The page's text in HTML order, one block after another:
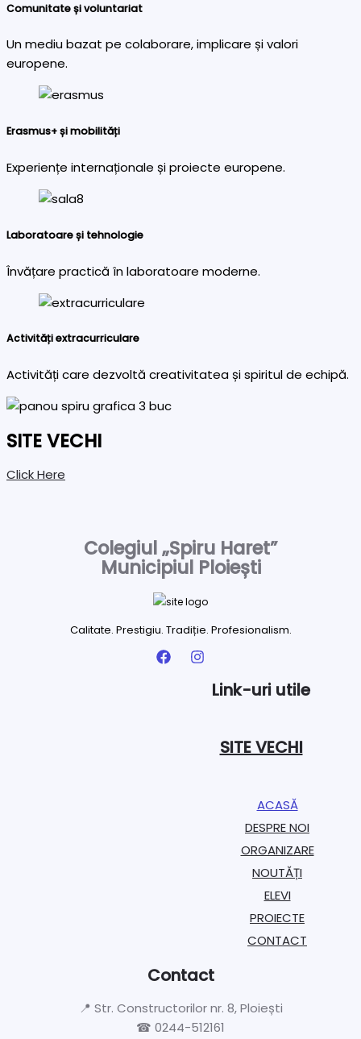
Comunitate și voluntariat
Un mediu bazat pe colaborare, implicare și valori
europene.
Erasmus+ și mobilități
Experiențe internaționale și proiecte europene.
Laboratoare și tehnologie
Învățare practică în laboratoare moderne.
Activități extracurriculare
Activități care dezvoltă creativitatea și spiritul de echipă.
SITE VECHI
Click Here
Colegiul „Spiru Haret”
Municipiul Ploiești
Calitate. Prestigiu. Tradiție. Profesionalism.
Link-uri utile
SITE VECHI
ACASĂ
DESPRE NOI
ORGANIZARE​
NOUTĂȚI
ELEVI
PROIECTE​
CONTACT
Contact
📍 Str. Constructorilor nr. 8, Ploiești
☎ 0244-512161